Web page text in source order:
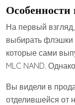
Особенности
На первый
выбирать флэшки
которые сами
MLC NAND.
Вы видели в
отделившейся от